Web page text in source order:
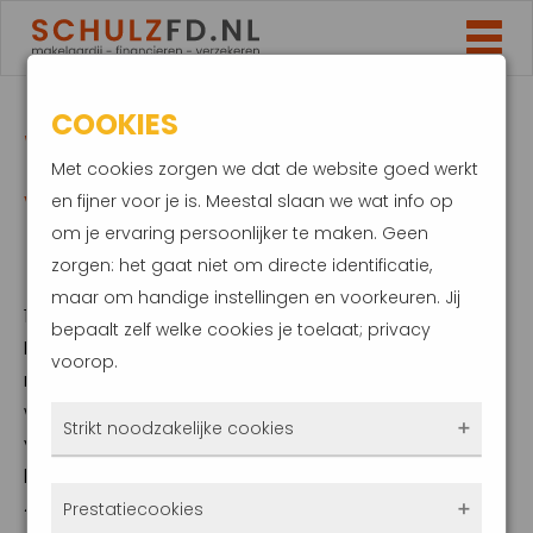
WONINGPRIJS STIJGT
VERDER, VAAK BOVEN
DE VRAAGPRIJS
11 januari 2024
In het laatste deel van 2023 hebben NVM-
makelaars meer huizen verkocht en is de
woningprijs licht gestegen. De gemiddelde
verkoopprijs van bestaande woningen
bedroeg in het vierde kwartaal van 2023
434.000 euro. Dit betekent dat de prijzen
COOKIES
Met cookies zorgen we dat de website goed werkt
en fijner voor je is. Meestal slaan we wat info op
om je ervaring persoonlijker te maken. Geen
zorgen: het gaat niet om directe identificatie,
maar om handige instellingen en voorkeuren. Jij
bepaalt zelf welke cookies je toelaat; privacy
voorop.
Strikt noodzakelijke cookies
Prestatiecookies